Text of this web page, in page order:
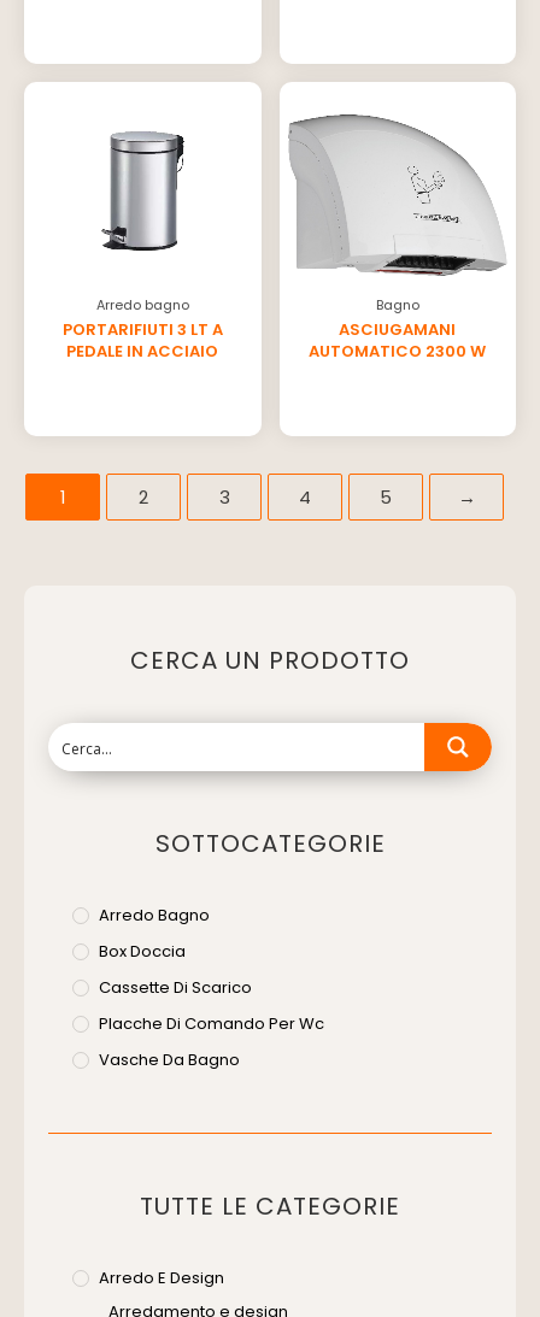
Arredo bagno
PORTARIFIUTI 3 LT A
PEDALE IN ACCIAIO
Bagno
ASCIUGAMANI
AUTOMATICO 2300 W
1 2 3 4 5 →
CERCA UN PRODOTTO
SOTTOCATEGORIE
Arredo Bagno
Box Doccia
Cassette Di Scarico
Placche Di Comando Per Wc
Vasche Da Bagno
TUTTE LE CATEGORIE
Arredo E Design
Arredamento e design